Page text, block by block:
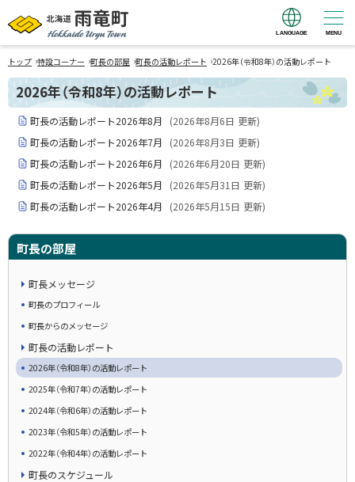
北海道 雨竜町
Hokkaido Uryu
Town
MENU
LANGUAGE
トップ ›特設コーナー ›町長の部屋 ›町長の活動レポート ›2026年（令和8年）の活動レポート
2026年（令和8年）の活動レポート
町長の活動レポート2026年8月 (2026年8月6日 更新)
町長の活動レポート2026年7月
(2026年8月3日 更新)
町長の活動レポート2026年6月
(2026年6月20日 更新)
町長の活動レポート2026年5月
(2026年5月31日 更新)
町長の活動レポート2026年4月
(2026年5月15日 更新)
町長の部屋
町長メッセージ
町長のプロフィール
町長からのメッセージ
町長の活動レポート
2026年（令和8年）の活動レポート
2025年（令和7年）の活動レポート
2024年（令和6年）の活動レポート
2023年（令和5年）の活動レポート
2022年（令和4年）の活動レポート
町長のスケジュール